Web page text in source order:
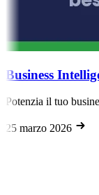
Business
Potenzia il tuo
25 marzo 2026